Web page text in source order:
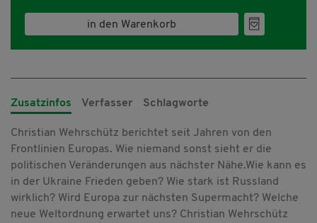
in den Warenkorb
Zusatzinfos Verfasser Schlagworte
Christian Wehrschütz berichtet seit Jahren von den
Frontlinien Europas. Wie niemand sonst sieht er die
politischen Veränderungen aus nächster Nähe.Wie kann es
in der Ukraine Frieden geben? Wie stark ist Russland
wirklich? Wird Europa zur nächsten Supermacht? Welche
neue Weltordnung erwartet uns? Christian Wehrschütz